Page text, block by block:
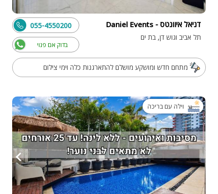
דניאל איוונטס - Daniel Events
תל אביב וגוש דן, בת ים
בדוק אם פנוי
055-4550200
מתחם חדש ומושקע מושלם להתארגנות כלה וימי צילום
וילה עם בריכה